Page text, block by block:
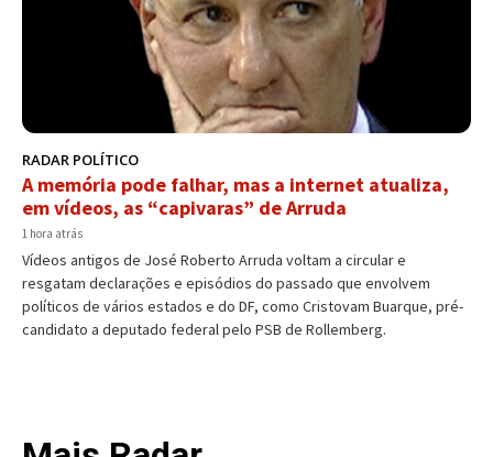
RADAR POLÍTICO
A memória pode falhar, mas a internet atualiza,
em vídeos, as “capivaras” de Arruda
1 hora atrás
Vídeos antigos de José Roberto Arruda voltam a circular e
resgatam declarações e episódios do passado que envolvem
políticos de vários estados e do DF, como Cristovam Buarque, pré-
candidato a deputado federal pelo PSB de Rollemberg.